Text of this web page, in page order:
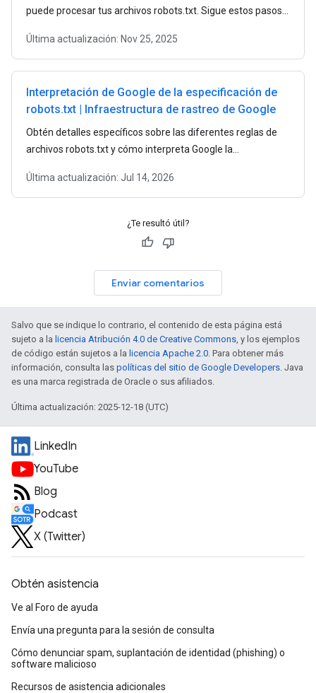
puede procesar tus archivos robots.txt. Sigue estos pasos
Última actualización: Nov 25, 2025
Interpretación de Google de la especificación de
robots.txt | Infraestructura de rastreo de Google
Obtén detalles específicos sobre las diferentes reglas de
archivos robots.txt y cómo interpreta Google la
Última actualización: Jul 14, 2026
¿Te resultó útil?
Enviar comentarios
Salvo que se indique lo contrario, el contenido de esta página está
sujeto a la licencia Atribución 4.0 de Creative Commons, y los ejemplos
de código están sujetos a la licencia Apache 2.0. Para obtener más
información, consulta las políticas del sitio de Google Developers. Java
es una marca registrada de Oracle o sus afiliados.
Última actualización: 2025-12-18 (UTC)
LinkedIn
YouTube
Blog
Podcast
X (Twitter)
Obtén asistencia
Ve al Foro de ayuda
Envía una pregunta para la sesión de consulta
Cómo denunciar spam, suplantación de identidad (phishing) o
software malicioso
Recursos de asistencia adicionales